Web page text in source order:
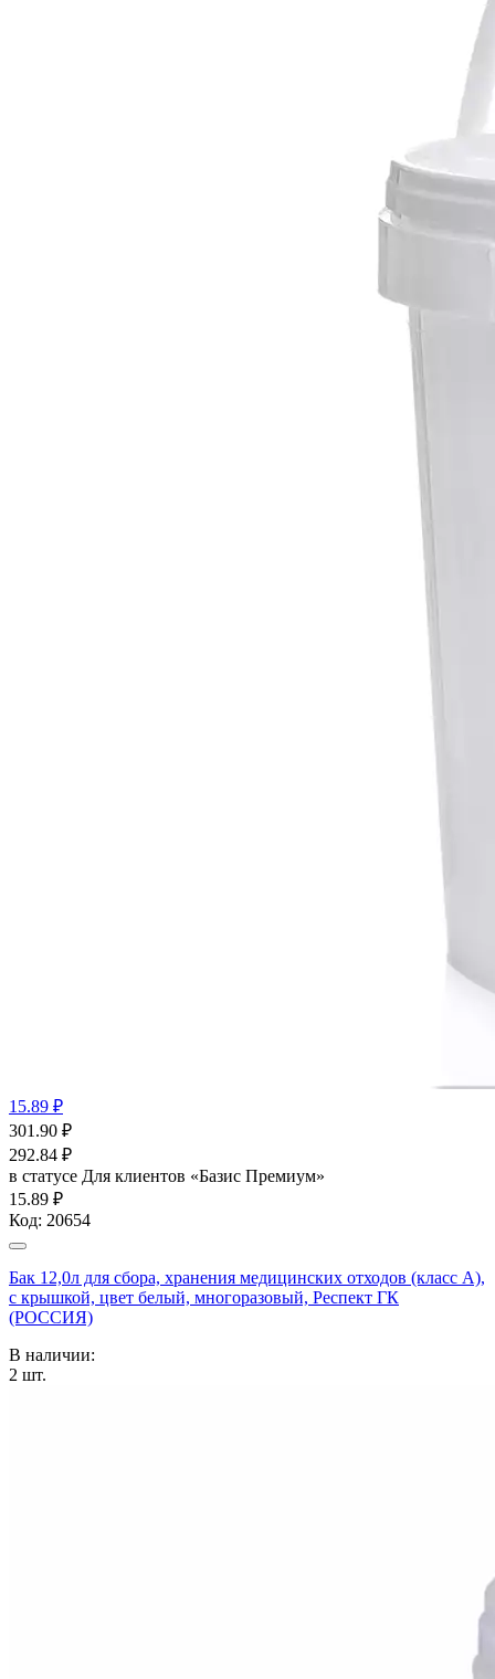
15.89 ₽
301.90 ₽
292.84 ₽
в статусе Для клиентов «Базис Премиум»
15.89 ₽
Код: 20654
Бак 12,0л для сбора, хранения медицинских отходов (класс А),
с крышкой, цвет белый, многоразовый, Респект ГК
(РОССИЯ)
В наличии:
2 шт.